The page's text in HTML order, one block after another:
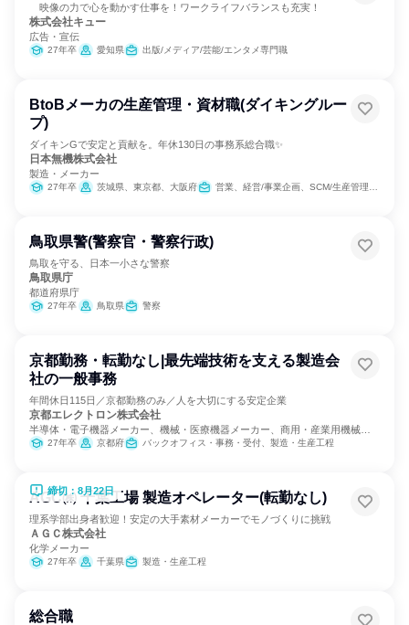
映像の力で心を動かす仕事を！ワークライフバランスも充実！
株式会社キュー
広告・宣伝
27年卒 愛知県 出版/メディア/芸能/エンタメ専門職
BtoBメーカの生産管理・資材職(ダイキングルー
プ)
ダイキンGで安定と貢献を。年休130日の事務系総合職✨
日本無機株式会社
製造・メーカー
27年卒 茨城県、東京都、大阪府 営業、経営/事業企画、SCM/生産管理/購買/物流、人事、総務
鳥取県警(警察官・警察行政)
鳥取を守る、日本一小さな警察
鳥取県庁
都道府県庁
27年卒 鳥取県 警察
京都勤務・転勤なし|最先端技術を支える製造会
社の一般事務
年間休日115日／京都勤務のみ／人を大切にする安定企業
京都エレクトロン株式会社
半導体・電子機器メーカー、機械・医療機器メーカー、商用・産業用機械サ
ービス27年卒 京都府 バックオフィス・事務・受付、製造・生産工程
締切：8月22日
AGC㈱ 千葉工場 製造オペレーター(転勤なし)
理系学部出身者歓迎！安定の大手素材メーカーでモノづくりに挑戦
ＡＧＣ株式会社
化学メーカー
27年卒 千葉県 製造・生産工程
総合職